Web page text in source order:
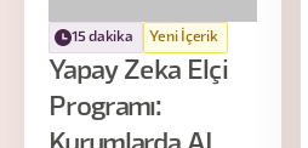
15 dakika Yeni İçerik
Yapay Zeka Elçi
Programı: